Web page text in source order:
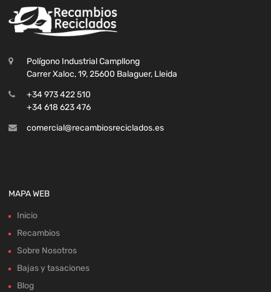
Polígono Industrial Campllong
Carrer Xaloc, 19, 25600 Balaguer, Lleida
+34 973 422 510
+34 618 623 476
comercial@recambiosreciclados.es
MAPA WEB
Inicio
Recambios
Sobre Nosotros
Bajas y tasaciones
Blog